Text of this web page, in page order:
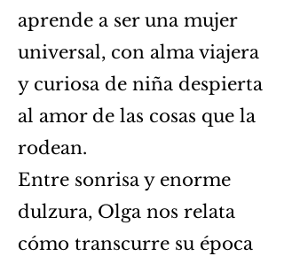
aprende a ser una mujer
universal, con alma viajera
y curiosa de niña despierta
al amor de las cosas que la
rodean.
Entre sonrisa y enorme
dulzura, Olga nos relata
cómo transcurre su época